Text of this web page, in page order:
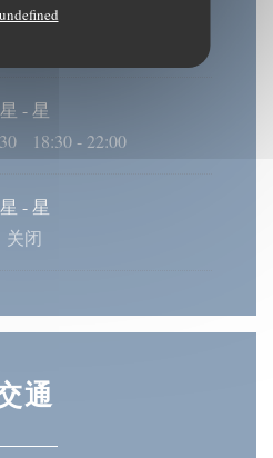
undefined
星期三
星 -星
18:30 - 22:00
星 -星
关闭
通